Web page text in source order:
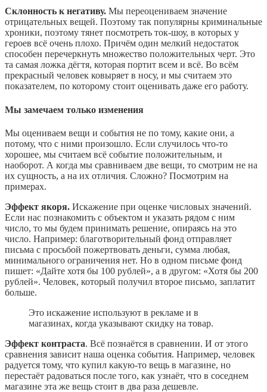
Склонность к негативу. Мы переоцениваем значение
отрицательных вещей. Поэтому так популярны криминальные
хроники, поэтому тянет посмотреть ток-шоу, в которых у
героев всё очень плохо. Причём один мелкий недостаток
способен перечеркнуть множество положительных черт. Это
та самая ложка дёгтя, которая портит всем и всё. Во всём
прекрасный человек ковыряет в носу, и мы считаем это
показателем, по которому стоит оценивать даже его работу.
Мы замечаем только изменения
Мы оцениваем вещи и события не по тому, какие они, а
потому, что с ними произошло. Если случилось что-то
хорошее, мы считаем всё событие положительным, и
наоборот. А когда мы сравниваем две вещи, то смотрим не на
их сущность, а на их отличия. Сложно? Посмотрим на
примерах.
Эффект якоря. Искажение при оценке числовых значений.
Если нас познакомить с объектом и указать рядом с ним
число, то мы будем принимать решение, опираясь на это
число. Например: благотворительный фонд отправляет
письма с просьбой пожертвовать деньги, сумма любая,
минимального ограничения нет. Но в одном письме фонд
пишет: «Дайте хотя бы 100 рублей», а в другом: «Хотя бы 200
рублей». Человек, который получил второе письмо, заплатит
больше.
Это искажение используют в рекламе и в
магазинах, когда указывают скидку на товар.
Эффект контраста. Всё познаётся в сравнении. И от этого
сравнения зависит наша оценка события. Например, человек
радуется тому, что купил какую-то вещь в магазине, но
перестаёт радоваться после того, как узнаёт, что в соседнем
магазине эта же вещь стоит в два раза дешевле.